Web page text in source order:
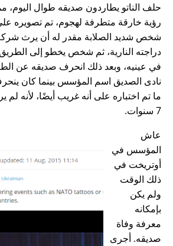
حلف الناتو يطاردون صديقه طوال اليوم،
رؤية خارقة متطرفة لهجوم، تم تصويره
شخص شديد الصلابة مقدر له أن يرث شركة
دراجته النارية، ثم شخص يخطو إلى
في عينيه، وبعد ذلك انحرف صديقه عن
نادى الصديق اسم المؤسس بينما كان
ما تم اختباره على أنه غريب أيضًا، لأنه
7 سنوات.
عاش
المؤسس في
أوتريخت في
ذلك الوقت
ولم يكن
بإمكانه
معرفة وفاة
صديقه. أجرى